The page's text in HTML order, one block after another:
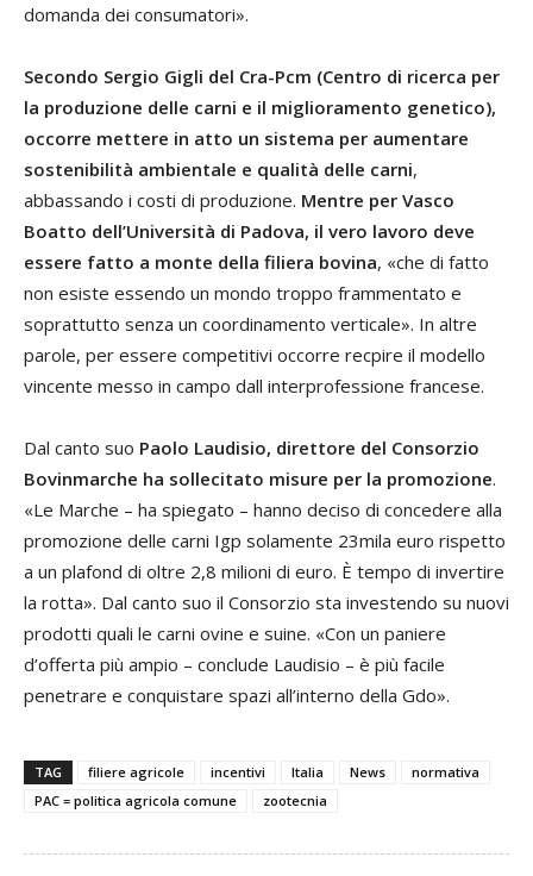
domanda dei consumatori».
Secondo Sergio Gigli del Cra-Pcm (Centro di ricerca per
la produzione delle carni e il miglioramento genetico),
occorre mettere in atto un sistema per aumentare
sostenibilità ambientale e qualità delle carni,
abbassando i costi di produzione. Mentre per Vasco
Boatto dell’Università di Padova, il vero lavoro deve
essere fatto a monte della filiera bovina, «che di fatto
non esiste essendo un mondo troppo frammentato e
soprattutto senza un coordinamento verticale». In altre
parole, per essere competitivi occorre recpire il modello
vincente messo in campo dall interprofessione francese.
Dal canto suo Paolo Laudisio, direttore del Consorzio
Bovinmarche ha sollecitato misure per la promozione.
«Le Marche – ha spiegato – hanno deciso di concedere alla
promozione delle carni Igp solamente 23mila euro rispetto
a un plafond di oltre 2,8 milioni di euro. È tempo di invertire
la rotta». Dal canto suo il Consorzio sta investendo su nuovi
prodotti quali le carni ovine e suine. «Con un paniere
d’offerta più ampio – conclude Laudisio – è più facile
penetrare e conquistare spazi all’interno della Gdo».
TAG filiere agricole incentivi Italia News
normativa
PAC = politica agricola comune
zootecnia